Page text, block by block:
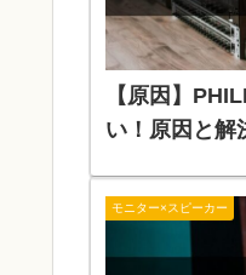
【原因】
い！原因と解
モニター×スピーカー